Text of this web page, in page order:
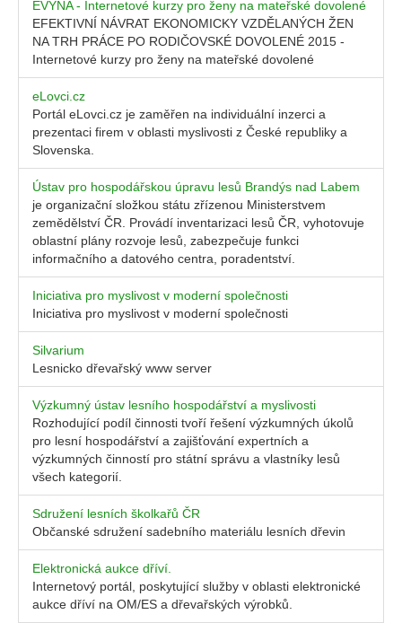
EVYNA - Internetové kurzy pro ženy na mateřské dovolené
EFEKTIVNÍ NÁVRAT EKONOMICKY VZDĚLANÝCH ŽEN
NA TRH PRÁCE PO RODIČOVSKÉ DOVOLENÉ 2015 -
Internetové kurzy pro ženy na mateřské dovolené
eLovci.cz
Portál eLovci.cz je zaměřen na individuální inzerci a
prezentaci firem v oblasti myslivosti z České republiky a
Slovenska.
Ústav pro hospodářskou úpravu lesů Brandýs nad Labem
je organizační složkou státu zřízenou Ministerstvem
zemědělství ČR. Provádí inventarizaci lesů ČR, vyhotovuje
oblastní plány rozvoje lesů, zabezpečuje funkci
informačního a datového centra, poradentství.
Iniciativa pro myslivost v moderní společnosti
Iniciativa pro myslivost v moderní společnosti
Silvarium
Lesnicko dřevařský www server
Výzkumný ústav lesního hospodářství a myslivosti
Rozhodující podíl činnosti tvoří řešení výzkumných úkolů
pro lesní hospodářství a zajišťování expertních a
výzkumných činností pro státní správu a vlastníky lesů
všech kategorií.
Sdružení lesních školkařů ČR
Občanské sdružení sadebního materiálu lesních dřevin
Elektronická aukce dříví.
Internetový portál, poskytující služby v oblasti elektronické
aukce dříví na OM/ES a dřevařských výrobků.